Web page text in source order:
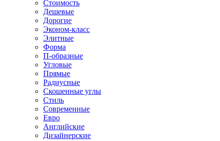
Стоимость
Дешевые
Дорогие
Эконом-класс
Элитные
Форма
П-образные
Угловые
Прямые
Радиусные
Скошенные углы
Стиль
Современные
Евро
Английские
Дизайнерские